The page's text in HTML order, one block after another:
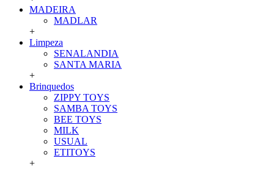
MADEIRA
MADLAR
+
Limpeza
SENALANDIA
SANTA MARIA
+
Brinquedos
ZIPPY TOYS
SAMBA TOYS
BEE TOYS
MILK
USUAL
ETITOYS
+